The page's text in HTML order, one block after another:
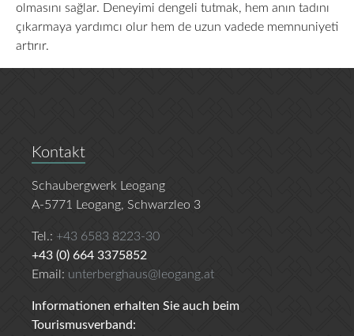
olmasını sağlar. Deneyimi dengeli tutmak, hem anın tadını
çıkarmaya yardımcı olur hem de uzun vadede memnuniyeti
artırır.
Kontakt
Schaubergwerk Leogang
A-5771 Leogang, Schwarzleo 3
Tel.: +43 6583 8223-30
+43 (0) 664 3375852
Email: unterberghaus@leogang.at
Informationen erhalten Sie auch beim
Tourismusverband: